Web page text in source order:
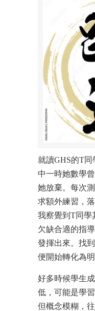
就讀GHS的T同
中一時她數學
她放棄。每次
求額外練習，
我察覺到T同學
欠缺合適的指
發揮出來。找
便開始轉化為明
好多時候學生
低，可能是學
但概念模糊，